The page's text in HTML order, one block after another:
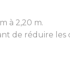
à 2,20 m.
de réduire